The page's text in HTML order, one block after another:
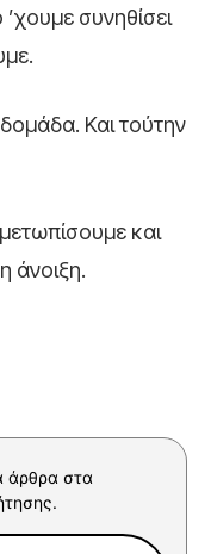
συνηθίσει
Και τούτην
και
άνοιξη.
άρθρα στα